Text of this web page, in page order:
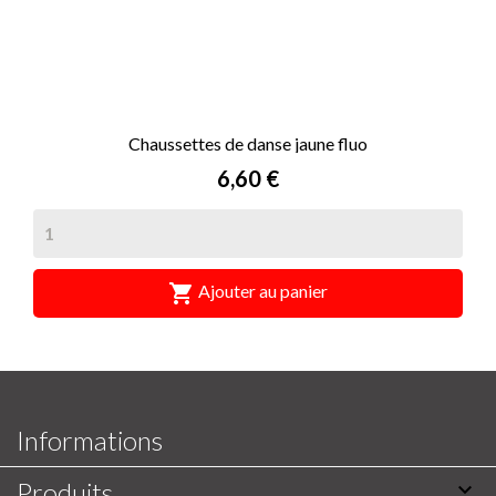
Chaussettes de danse jaune fluo
Prix
6,60 €
 Ajouter au panier
Informations